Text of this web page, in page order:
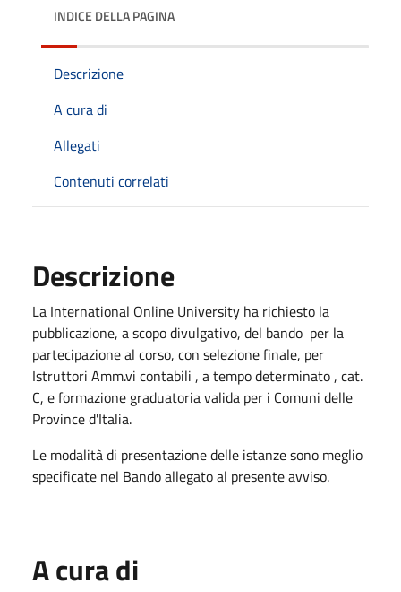
INDICE DELLA PAGINA
Descrizione
A cura di
Allegati
Contenuti correlati
Descrizione
La International Online University ha richiesto la
pubblicazione, a scopo divulgativo, del bando per la
partecipazione al corso, con selezione finale, per
Istruttori Amm.vi contabili , a tempo determinato , cat.
C, e formazione graduatoria valida per i Comuni delle
Province d'Italia.
Le modalità di presentazione delle istanze sono meglio
specificate nel Bando allegato al presente avviso.
A cura di